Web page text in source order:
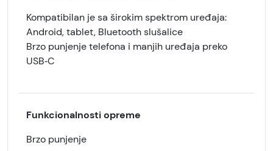
Kompatibilan je sa širokim spektrom uređaja:
Android, tablet, Bluetooth slušalice
Brzo punjenje telefona i manjih uređaja preko
USB‑C
Funkcionalnosti opreme
Brzo punjenje